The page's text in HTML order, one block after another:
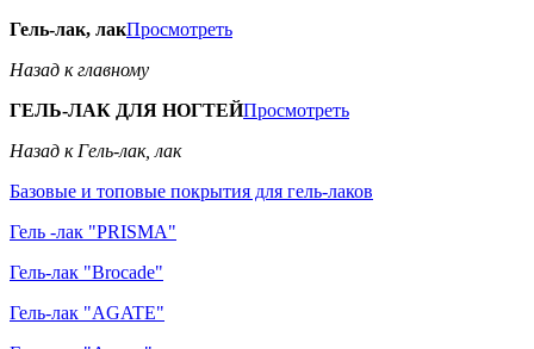
Гель-лак, лакПросмотреть
Назад к главному
ГЕЛЬ-ЛАК ДЛЯ НОГТЕЙПросмотреть
Назад к Гель-лак, лак
Базовые и топовые покрытия для гель-лаков
Гель -лак "PRISMA"
Гель-лак "Brocade"
Гель-лак "AGATE"